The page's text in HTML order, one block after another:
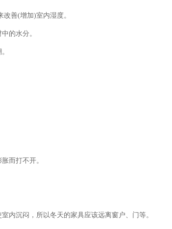
善(增加)室内湿度。
的水分。
而打不开。
内沉闷，所以冬天的家具应该远离窗户、门等。